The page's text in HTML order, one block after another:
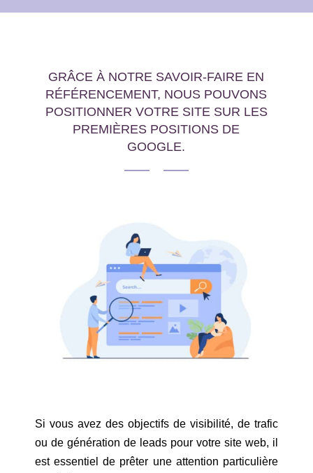
GRÂCE À NOTRE SAVOIR-FAIRE EN
RÉFÉRENCEMENT, NOUS POUVONS
POSITIONNER VOTRE SITE SUR LES
PREMIÈRES POSITIONS DE
GOOGLE.
Si vous avez des objectifs de visibilité, de trafic
ou de génération de leads pour votre site web, il
est essentiel de prêter une attention particulière